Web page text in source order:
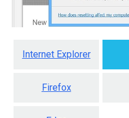
Internet Explorer
Firefox